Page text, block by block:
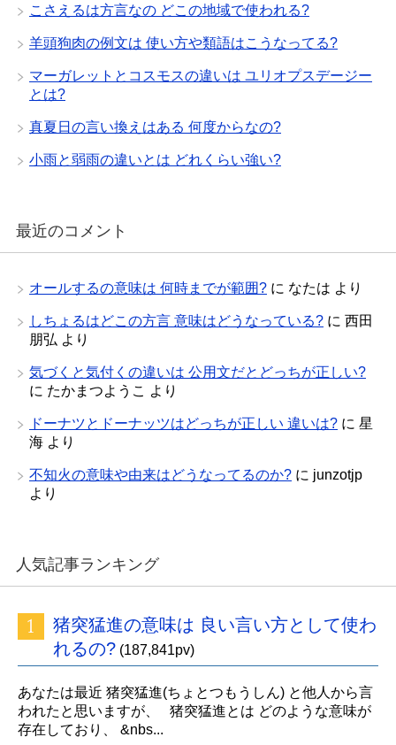
こさえるは方言なの どこの地域で使われる?
羊頭狗肉の例文は 使い方や類語はこうなってる?
マーガレットとコスモスの違いは ユリオプスデージー
とは?
真夏日の言い換えはある 何度からなの?
小雨と弱雨の違いとは どれくらい強い?
最近のコメント
オールするの意味は 何時までが範囲? に なたは より
しちょるはどこの方言 意味はどうなっている? に 西田
朋弘 より
気づくと気付くの違いは 公用文だとどっちが正しい?
に たかまつようこ より
ドーナツとドーナッツはどっちが正しい 違いは? に 星
海 より
不知火の意味や由来はどうなってるのか? に junzotjp
より
人気記事ランキング
猪突猛進の意味は 良い言い方として使わ
れるの? (187,841pv)
あなたは最近 猪突猛進(ちょとつもうしん) と他人から言
われたと思いますが、 猪突猛進とは どのような意味が
存在しており、 &nbs...